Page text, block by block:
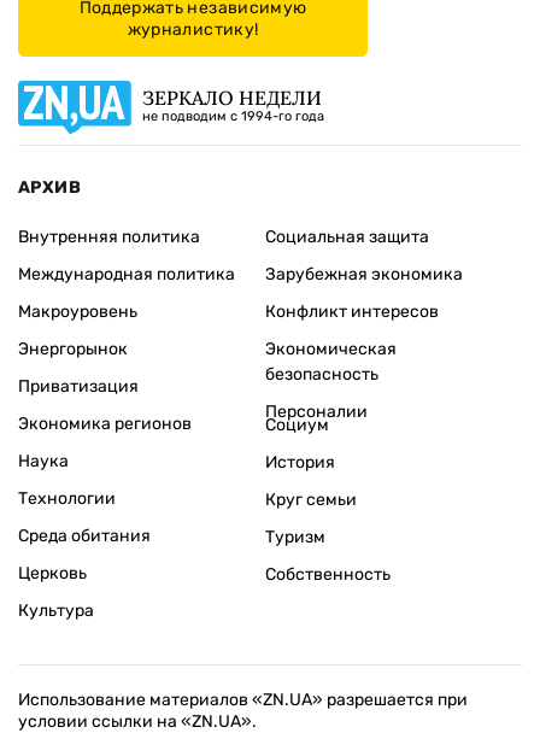
Поддержать независимую
журналистику!
ЗЕРКАЛО НЕДЕЛИ
не подводим с 1994-го года
АРХИВ
Внутренняя политика
Международная политика
Макроуровень
Энергорынок
Приватизация
Экономика регионов
Социальная защита
Зарубежная экономика
Конфликт интересов
Экономическая
безопасность
Персоналии
Наука
Технологии
Среда обитания
Церковь
Культура
Социум
История
Круг семьи
Туризм
Собственность
Использование материалов «ZN.UA» разрешается при
условии ссылки на «ZN.UA».